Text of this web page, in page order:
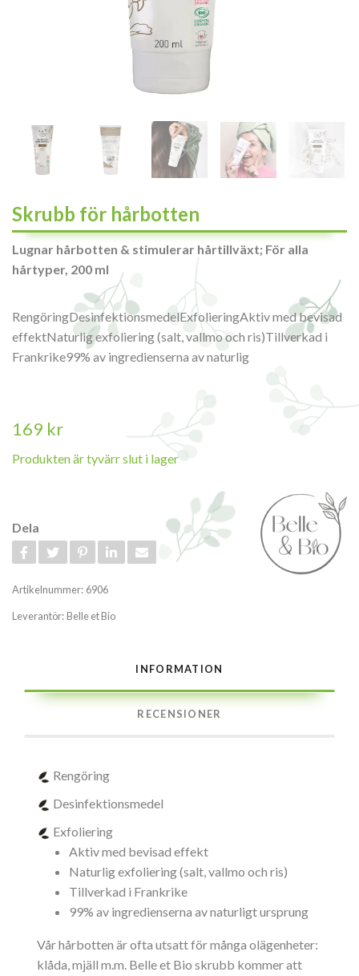
Skrubb för hårbotten
Lugnar hårbotten & stimulerar hårtillväxt; För alla
hårtyper, 200 ml
RengöringDesinfektionsmedelExfolieringAktiv med bevisad
effektNaturlig exfoliering (salt, vallmo och ris)Tillverkad i
Frankrike99% av ingredienserna av naturlig
169 kr
Produkten är tyvärr slut i lager
Dela
Artikelnummer: 6906
Leverantör: Belle et Bio
INFORMATION
RECENSIONER
Rengöring
Desinfektionsmedel
Exfoliering
Aktiv med bevisad effekt
Naturlig exfoliering (salt, vallmo och ris)
Tillverkad i Frankrike
99% av ingredienserna av naturligt ursprung
Vår hårbotten är ofta utsatt för många olägenheter:
klåda, mjäll m.m. Belle et Bio skrubb kommer att